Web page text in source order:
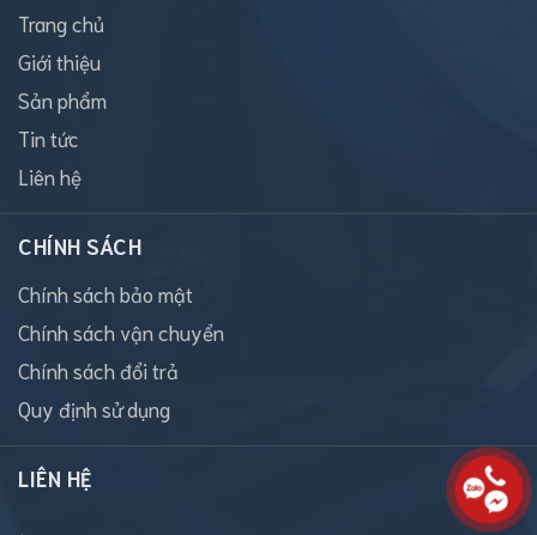
Trang chủ
Giới thiệu
Sản phẩm
Tin tức
Liên hệ
CHÍNH SÁCH
Chính sách bảo mật
Chính sách vận chuyển
Chính sách đổi trả
Quy định sử dụng
LIÊN HỆ